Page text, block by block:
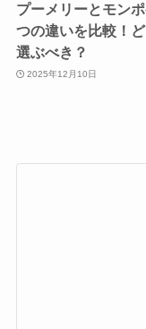
プーメリーとモン
つの違いを比較！
選ぶべき？
2025年12月10日